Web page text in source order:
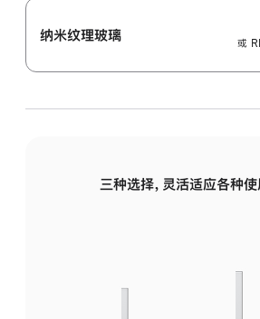
纳米纹理玻璃
或
三种选择，灵活适应各种使